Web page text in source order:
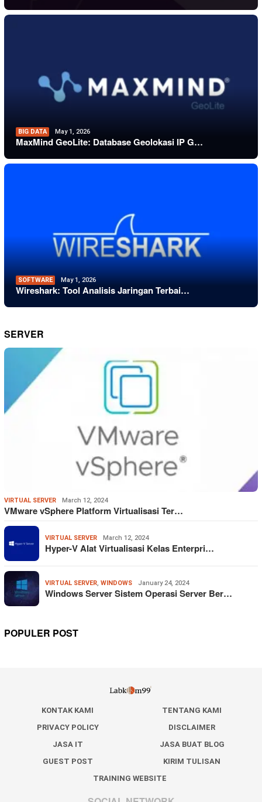
BIG DATA May 1, 2026
MaxMind GeoLite: Database Geolokasi IP G…
SOFTWARE May 1, 2026
Wireshark: Tool Analisis Jaringan Terbai…
SERVER
VIRTUAL SERVER March 12, 2024
VMware vSphere Platform Virtualisasi Ter…
VIRTUAL SERVER March 12, 2024
Hyper-V Alat Virtualisasi Kelas Enterpri…
VIRTUAL SERVER, WINDOWS January 24, 2024
Windows Server Sistem Operasi Server Ber…
POPULER POST
KONTAK KAMI
TENTANG KAMI
PRIVACY POLICY
DISCLAIMER
JASA IT
JASA BUAT BLOG
GUEST POST
KIRIM TULISAN
TRAINING WEBSITE